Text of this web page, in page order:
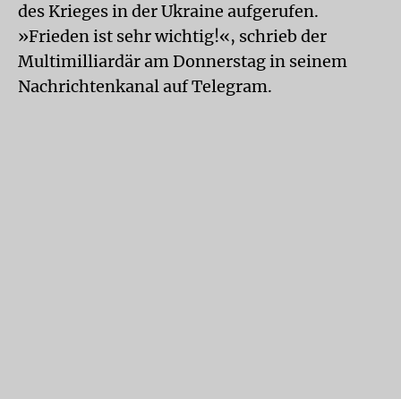
des Krieges in der Ukraine aufgerufen.
»Frieden ist sehr wichtig!«, schrieb der
Multimilliardär am Donnerstag in seinem
Nachrichtenkanal auf Telegram.